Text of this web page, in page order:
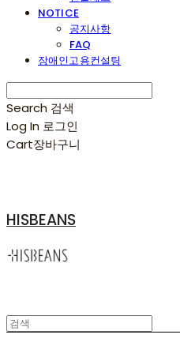
NOTICE
공지사항
FAQ
장애인고용컨설팅
Search 검색
Log In 로그인
Cart장바구니
HISBEANS